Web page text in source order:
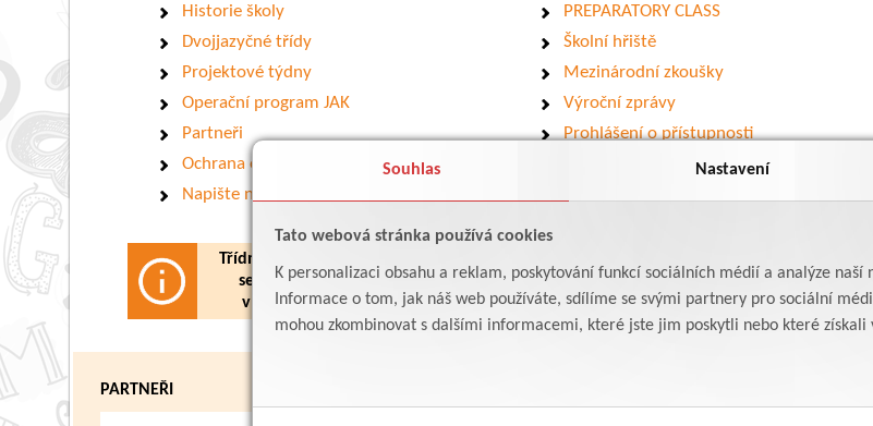
Souhlas Nastavení
Tato webová stránka používá cookies
K personalizaci obsahu a reklam, poskytování funkcí sociálních médií a analýze naší
Informace o tom, jak náš web používáte, sdílíme se svými partnery pro sociální
mohou zkombinovat s dalšími informacemi, které jste jim poskytli nebo které získali
Historie školy
PREPARATORY CLASS
Dvojjazyčné třídy
Školní hřiště
Projektové týdny
Mezinárodní zkoušky
Operační program JAK
Výroční zprávy
Partneři
Prohlášení o přístupnosti
Ochrana osobních údajů
Napište nám
Třídní schůzky budoucích 1. tříd
se konajív úterý 3. 6. 2025
v 16:30 h.v prvním patře.
PARTNEŘI